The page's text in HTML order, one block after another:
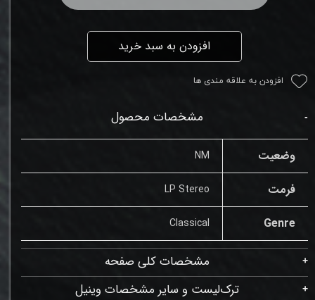
افزودن به سبد خرید
افزودن به علاقه مندی ها
مشخصات محصول
وضعیت NM
فرمت LP Stereo
Genre
Classical
مشخصات کلی صفحه
ترک‌لیست و سایر مشخصات وینیل